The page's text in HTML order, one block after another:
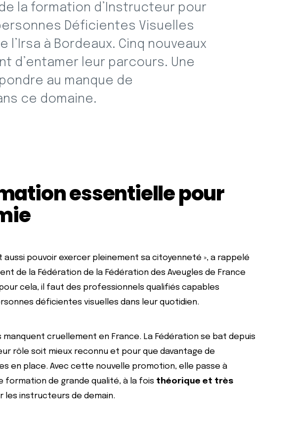
la formation d’Instructeur pour
Déficientes Visuelles
l’Irsa à Bordeaux. Cinq nouveaux
d’entamer leur parcours. Une
au manque de
ce domaine.
essentielle pour
aussi pouvoir exercer pleinement sa citoyenneté », a rappelé
de la Fédération de la Fédération des Aveugles de France
cela, il faut des professionnels qualifiés capables
déficientes visuelles dans leur quotidien.
manquent cruellement en France. La Fédération se bat depuis
rôle soit mieux reconnu et pour que davantage de
en place. Avec cette nouvelle promotion, elle passe à
formation de grande qualité, à la fois théorique et très
les instructeurs de demain.